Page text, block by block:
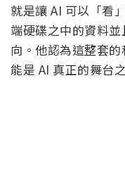
就是讓 AI 可以「看
端硬碟之中的資料
向。他認為這整套
能是 AI 真正的舞台